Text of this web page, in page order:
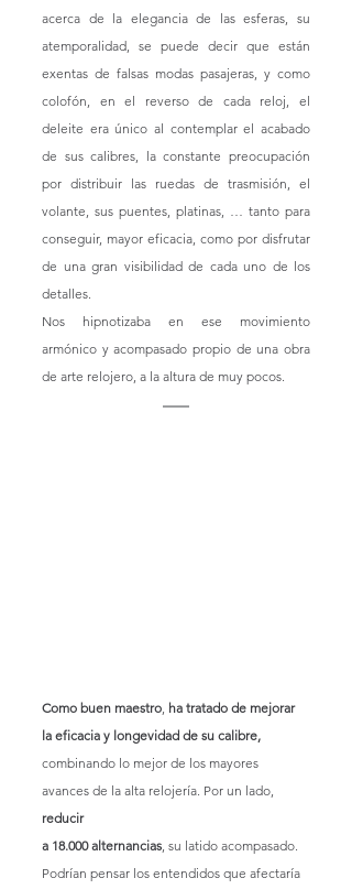
acerca de la elegancia de las esferas, su
atemporalidad, se puede decir que están
exentas de falsas modas pasajeras, y como
colofón, en el reverso de cada reloj, el
deleite era único al contemplar el acabado
de sus calibres, la constante preocupación
por distribuir las ruedas de trasmisión, el
volante, sus puentes, platinas, … tanto para
conseguir, mayor eficacia, como por disfrutar
de una gran visibilidad de cada uno de los
detalles.
Nos hipnotizaba en ese movimiento
armónico y acompasado propio de una obra
de arte relojero, a la altura de muy pocos.
Como buen maestro, ha tratado de mejorar
la eficacia y longevidad de su calibre,
combinando lo mejor de los mayores
avances de la alta relojería. Por un lado,
reducir
a 18.000 alternancias, su latido acompasado.
Podrían pensar los entendidos que afectaría